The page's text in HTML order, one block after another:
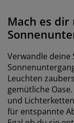
Mach es dir
Verwandle deine
Leuchten
gemütliche
und
für entspannte